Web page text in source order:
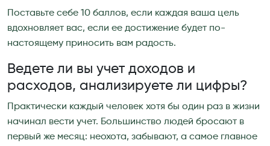
Поставьте себе 10 баллов, если каждая ваша цель
вдохновляет вас, если ее достижение будет по-
настоящему приносить вам радость.
Ведете ли вы учет доходов и
расходов, анализируете ли цифры?
Практически каждый человек хотя бы один раз в жизни
начинал вести учет. Большинство людей бросают в
первый же месяц: неохота, забывают, а самое главное